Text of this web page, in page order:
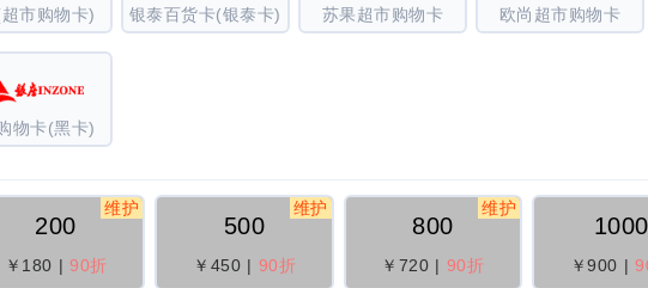
市购物卡) 银泰百货卡(银泰卡) 苏果超市购物卡 欧尚超市购物卡
物卡(黑卡)
200
￥180 | 90折
维护
500
￥450 | 90折
维护
800
￥720 | 90折
维护
1000
￥900 |